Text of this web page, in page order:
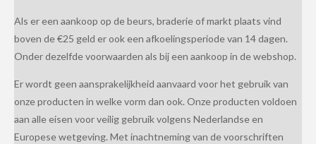
Als er een aankoop op de beurs, braderie of markt plaats vind
boven de €25 geld er ook een afkoelingsperiode van 14 dagen.
Onder dezelfde voorwaarden als bij een aankoop in de webshop.
Er wordt geen aansprakelijkheid aanvaard voor het gebruik van
onze producten in welke vorm dan ook. Onze producten voldoen
aan alle eisen voor veilig gebruik volgens Nederlandse en
Europese wetgeving. Met inachtneming van de voorschriften